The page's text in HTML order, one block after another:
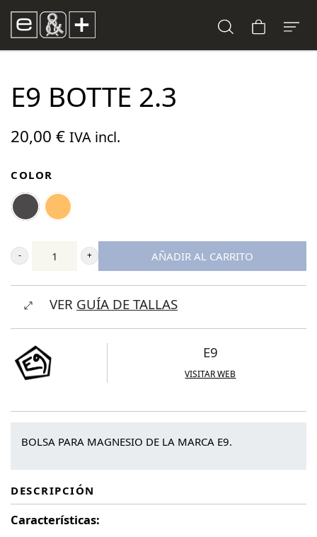
E9 BOTTE 2.3
20,00 € IVA incl.
COLOR
E9
Botte
2.3
AÑADIR AL CARRITO
VER GUÍA DE TALLAS
E9
VISITAR WEB
BOLSA PARA MAGNESIO DE LA MARCA E9.
DESCRIPCIÓN
Características: